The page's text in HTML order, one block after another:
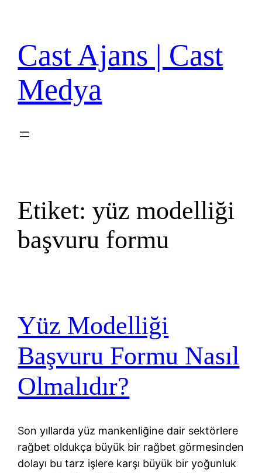
Cast Ajans | Cast
Medya
Etiket:yüz modelliği
başvuru formu
Yüz Modelliği
Başvuru Formu Nasıl
Olmalıdır?
Son yıllarda yüz mankenliğine dair sektörlere
rağbet oldukça büyük bir rağbet görmesinden
dolayı bu tarz işlere karşı büyük bir yoğunluk